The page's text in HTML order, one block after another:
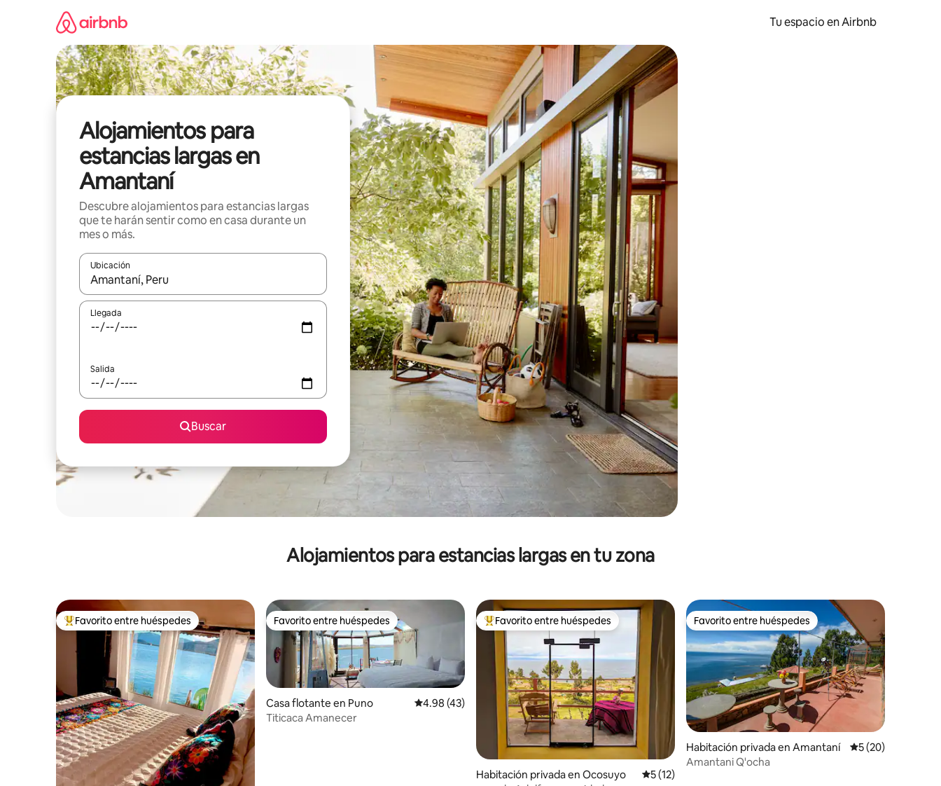
Tu espacio en Airbnb
Alojamientos para
estancias largas en
Amantaní
Descubre alojamientos para estancias largas
que te harán sentir como en casa durante un
mes o más.
Ubicación
Cuando los resultados estén disponibles, podrás navegar usando las teclas de las flechas hacia arriba y hacia abajo, o bien tocando y deslizando la pantalla.
Llegada
Salida
Buscar
Alojamientos para estancias largas en tu zona
De los mejores en Favorito entre huéspedes
Favorito entre huéspedes Favorito entre huéspedes
Favorito entre huéspedes
Casa flotante en Puno Calificación promedio: 4.98 de 5; 43 evaluaciones
4.98 (43)
Titicaca Amanecer
De los mejores en Favorito entre huéspedes
Favorito entre huéspedes
Habitación privada en Ocosuyo Calificación promedio: 5 de 5; 12 evaluaciones
5 (12)
Favorito entre huéspedes
Favorito entre huéspedes
Habitación privada en Amantaní Calificación
5 (20)
Amantani Q'ocha